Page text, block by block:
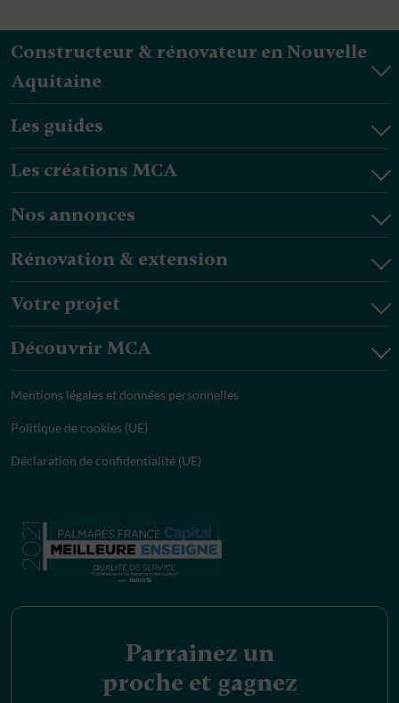
Constructeur & rénovateur en Nouvelle
Aquitaine
Les guides
Les créations MCA
Nos annonces
Rénovation & extension
Votre projet
Découvrir MCA
Mentions légales et données personnelles
Politique de cookies (UE)
Déclaration de confidentialité (UE)
Parrainez un
proche et gagnez